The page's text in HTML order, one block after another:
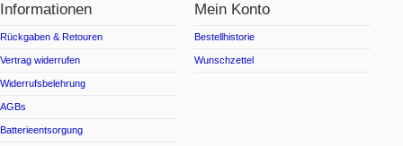
Informationen
Rückgaben & Retouren
Vertrag widerrufen
Widerrufsbelehrung
AGBs
Batterieentsorgung
Mein Konto
Bestellhistorie
Wunschzettel